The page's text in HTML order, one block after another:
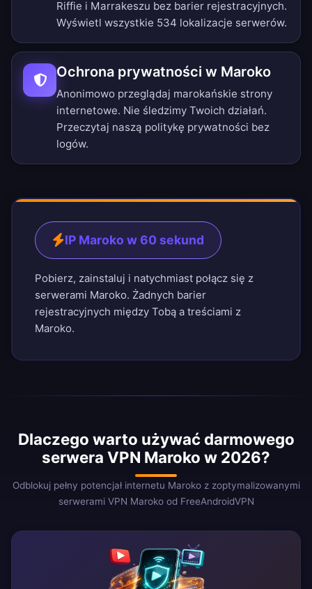
Riffie i Marrakeszu bez barier rejestracyjnych.
Wyświetl wszystkie 534 lokalizacje serwerów.
Ochrona prywatności w Maroko
Anonimowo przeglądaj marokańskie strony
internetowe. Nie śledzimy Twoich działań.
Przeczytaj naszą politykę prywatności bez
logów.
IP Maroko w 60 sekund
Pobierz, zainstaluj i natychmiast połącz się z
serwerami Maroko. Żadnych barier
rejestracyjnych między Tobą a treściami z
Maroko.
Dlaczego warto używać darmowego
serwera VPN Maroko w 2026?
Odblokuj pełny potencjał internetu Maroko z zoptymalizowanymi
serwerami VPN Maroko od FreeAndroidVPN